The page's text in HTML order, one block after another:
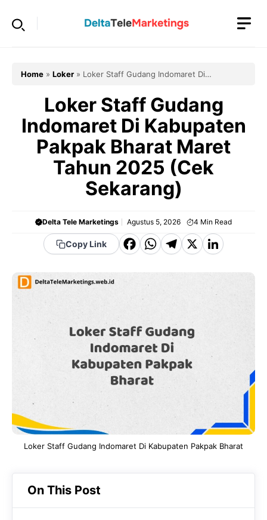
Home » Loker » Loker Staff Gudang Indomaret Di
Loker Staff Gudang
Indomaret Di Kabupaten
Pakpak Bharat Maret
Tahun 2025 (Cek
Sekarang)
Delta Tele Marketings Agustus 5, 2026 4 Min Read
Copy Link
F
e
b
o
o
k
W
a
t
s
A
p
p
T
g
r
a
m
X Li
k
e
Loker Staff Gudang Indomaret Di Kabupaten Pakpak Bharat
On This Post